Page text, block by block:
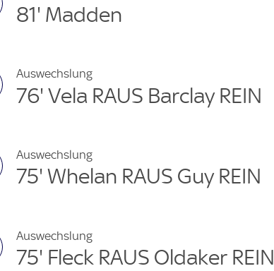
81' Madden
Auswechslung
76' Vela RAUS Barclay REIN
Auswechslung
75' Whelan RAUS Guy REIN
Auswechslung
75' Fleck RAUS Oldaker REIN